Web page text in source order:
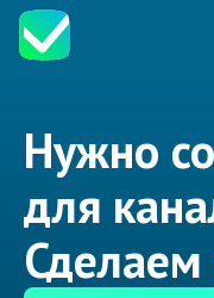
Нужно
для
Сделаем